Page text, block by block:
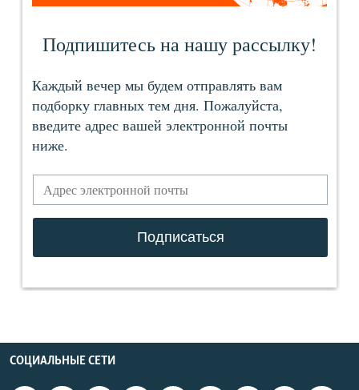
СОЦИАЛЬНЫЕ СЕТИ